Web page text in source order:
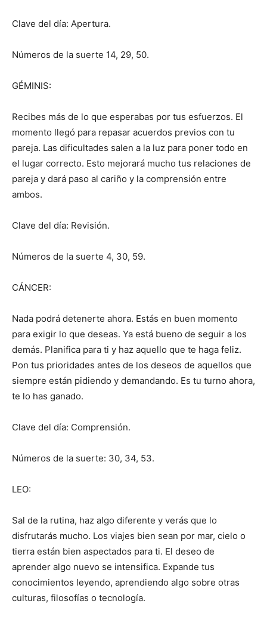
Clave del día: Apertura.
Números de la suerte 14, 29, 50.
GÉMINIS:
Recibes más de lo que esperabas por tus esfuerzos. El
momento llegó para repasar acuerdos previos con tu
pareja. Las dificultades salen a la luz para poner todo en
el lugar correcto. Esto mejorará mucho tus relaciones de
pareja y dará paso al cariño y la comprensión entre
ambos.
Clave del día: Revisión.
Números de la suerte 4, 30, 59.
CÁNCER:
Nada podrá detenerte ahora. Estás en buen momento
para exigir lo que deseas. Ya está bueno de seguir a los
demás. Planifica para ti y haz aquello que te haga feliz.
Pon tus prioridades antes de los deseos de aquellos que
siempre están pidiendo y demandando. Es tu turno ahora,
te lo has ganado.
Clave del día: Comprensión.
Números de la suerte: 30, 34, 53.
LEO:
Sal de la rutina, haz algo diferente y verás que lo
disfrutarás mucho. Los viajes bien sean por mar, cielo o
tierra están bien aspectados para ti. El deseo de
aprender algo nuevo se intensifica. Expande tus
conocimientos leyendo, aprendiendo algo sobre otras
culturas, filosofías o tecnología.